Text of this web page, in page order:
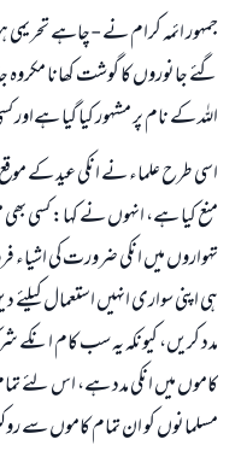
جمہور ائمہ کرام نے -چاہے تحریمی
گئے جانوروں کا گوشت کھانا
اللہ کے نام پر مشہور کیا گیا
اسی طرح علماء نے انکی عید کے
منع کیا ہے، انہوں نے کہا: کسی بھی
تہواروں میں انکی ضرورت کی اشیاء
ہی اپنی سواری انہیں استعمال کیلئے
مدد کریں، کیونکہ یہ سب کام انکے
کاموں میں انکی مدد ہے، اس لئے
مسلمانوں کو ان تمام کاموں سے